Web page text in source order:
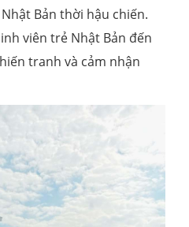
Bản thời hậu chiến.
viên trẻ Nhật Bản đến
tranh và cảm nhận